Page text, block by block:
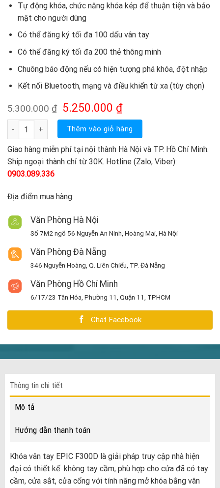
Tự động khóa, chức năng khóa kép để thuận tiện và bảo
mật cho người dùng
Có thể đăng ký tối đa 100 dấu vân tay
Có thể đăng ký tối đa 200 thẻ thông minh
Chuông báo động nếu có hiện tượng phá khóa, đột nhập
Kết nối Bluetooth, mạng và điều khiển từ xa (tùy chọn)
5.300.000₫ Giá
là:
5.300.000 ₫.
5.250.000 ₫Giá
hiện
tại
là:
5.250.000 ₫.
Khóa vân tay EPIC F300D số lượng
Thêm vào giỏ hàng
Giao hàng miễn phí tại nội thành Hà Nội và TP. Hồ Chí Minh.
Ship ngoại thành chỉ từ 30K. Hotline (Zalo, Viber):
0903.089.336
Địa điểm mua hàng:
Văn Phòng Hà Nội
Số 7M2 ngõ 56 Nguyễn An Ninh, Hoàng Mai, Hà Nội
Văn Phòng Đà Nẵng
346 Nguyễn Hoàng, Q. Liên Chiểu, TP. Đà Nẵng
Văn Phòng Hồ Chí Minh
6/17/23 Tân Hóa, Phường 11, Quận 11, TPHCM
Chat Facebook
Thông tin chi tiết
Mô tả
Hướng dẫn thanh toán
Khóa vân tay EPIC F300D là giải pháp truy cập nhà hiện
đại có thiết kế không tay cầm, phù hợp cho cửa đã có tay
cầm, cửa sắt, cửa cổng với tính năng mở khóa bằng vân